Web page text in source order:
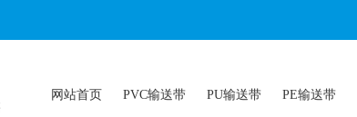
网站首页 PVC输送带 PU输送带 PE输送带